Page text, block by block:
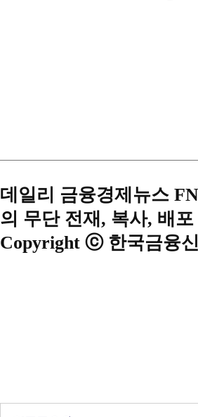
데일리 금융경제뉴스
의 무단 전재, 복사, 배포
Copyright ⓒ 한국금융